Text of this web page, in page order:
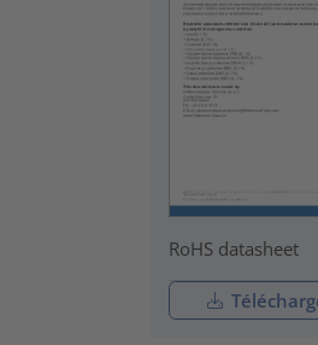
RoHS datasheet